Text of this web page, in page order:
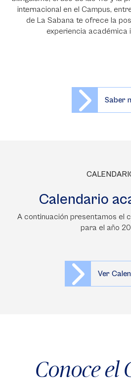
bilingüismo, el uso de las TIC y la
internacional en el Campus,
de La Sabana te ofrece la
Calendario
A continuación presentamos el
Ver